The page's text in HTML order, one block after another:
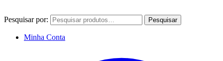
Pesquisar por: Pesquisar
Minha Conta